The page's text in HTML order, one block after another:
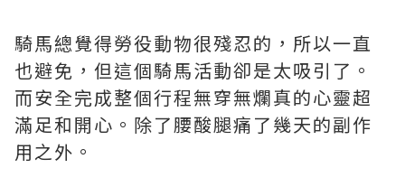
騎馬總覺得勞役動物很殘忍的，所以一直
也避免，但這個騎馬活動卻是太吸引了。
而安全完成整個行程無穿無爛真的心靈超
滿足和開心。除了腰酸腿痛了幾天的副作
用之外。